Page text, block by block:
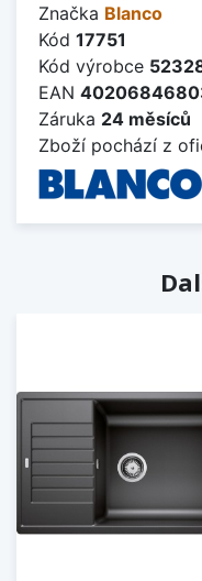
Značka Blanco
Kód 17751
Kód výrobce
EAN
Záruka 24 měsíců
Zboží pochází z